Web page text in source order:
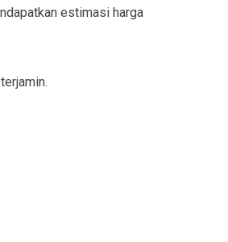
estimasi harga